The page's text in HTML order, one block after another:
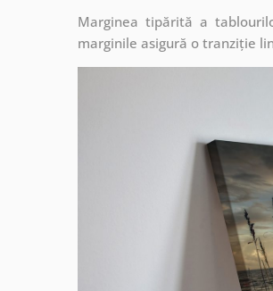
Marginea tipărită a
marginile asigură o tranziție